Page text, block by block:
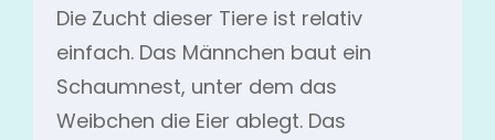
Die Zucht dieser Tiere ist relativ
einfach. Das Männchen baut ein
Schaumnest, unter dem das
Weibchen die Eier ablegt. Das